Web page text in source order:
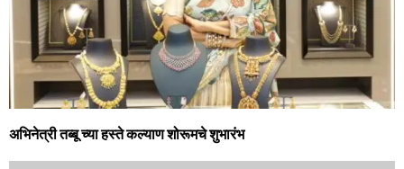
अभिनेत्री तब्बू च्या हस्ते कल्याण शोरूमचे शुभारंभ